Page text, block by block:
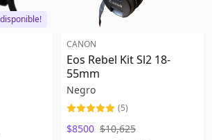
CANON
Eos Rebel Kit Sl2 18-
55mm
Negro
(5)
$8500 $10,625